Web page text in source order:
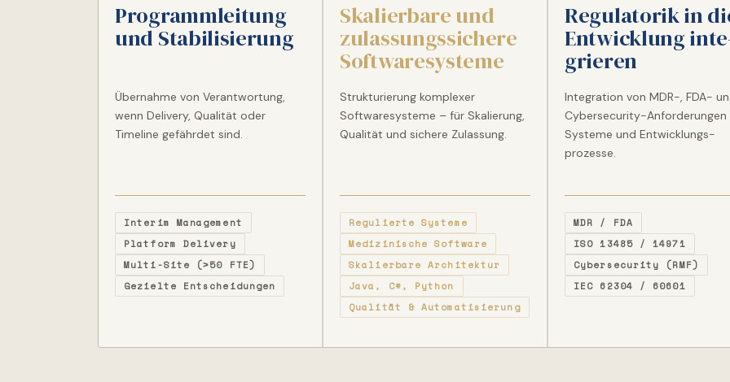
Programmleitung
und Stabilisierung
Übernahme von Verantwortung,
wenn Delivery, Qualität oder
Timeline gefährdet sind.
Interim Management
Platform Delivery
Multi-Site (>50 FTE)
Gezielte Entscheidungen
Skalierbare und
zulassungs­sichere
Software­systeme
Strukturierung komplexer
Softwaresysteme – für Skalierung,
Qualität und sichere Zulassung.
Regulierte Systeme
Medizinische Software
Skalierbare Architektur
Java, C#, Python
Qualität & Automatisierung
Regulatorik in
Entwicklung
grieren
Integration von MDR-, FDA-
Cybersecurity-Anforderungen
Systeme und Entwicklungs­
prozesse.
MDR / FDA
ISO 13485 / 14971
Cybersecurity (RMF)
IEC 62304 / 60601